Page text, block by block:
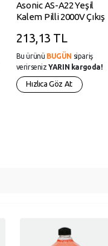
Asonic AS-A22 Yeşil
Kalem Pilli 2000V Çıkış
213,13 TL
Bu ürünü BUGÜN sipariş
verirsenizYARIN kargoda!
Hızlıca Göz At